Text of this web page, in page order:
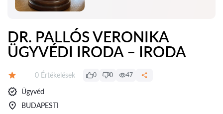
DR. PALLÓS VERONIKA
ÜGYVÉDI IRODA – IRODA
Értékelések:
0 Értékelések 0 0 47
Ügyvéd
BUDAPESTI